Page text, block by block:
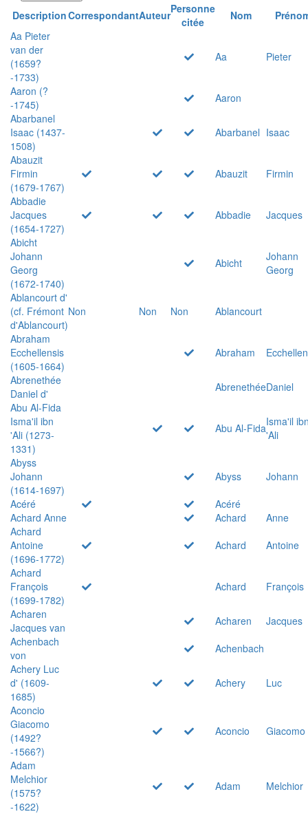
DescriptionCorrespondantAuteurPersonne
citée
Nom
Aa Pieter
van der
(1659?
-1733)
Aa Pieter
Aaron (?
-1745)
Aaron
Abarbanel
Isaac (1437-
1508)
Abarbanel Isaac
Abauzit
Firmin
(1679-1767)
Abauzit
Firmin
Abbadie
Jacques
(1654-1727)
Abbadie
Jacques
Abicht
Johann
Georg
(1672-1740)
Abicht
Johann
Georg
Ablancourt d'
(cf. Frémont
d'Ablancourt)
Non Non Non
Ablancourt
Abraham
Ecchellensis
(1605-1664)
Abraham
Abrenethée
Daniel d'
AbrenethéeDaniel
Abu Al-Fida
Isma'il ibn
'Ali (1273-
1331)
Abu Al-FidaIsma'il
'Ali
Abyss
Johann
(1614-1697)
Abyss
Johann
Acéré
Acéré
Achard Anne
Achard
Anne
Achard
Antoine
(1696-1772)
Achard
Antoine
Achard
François
(1699-1782)
Achard
François
Acharen
Jacques van
Acharen
Jacques
Achenbach
von
Achenbach
Achery Luc
d' (1609-
1685)
Achery
Luc
Aconcio
Giacomo
(1492?
-1566?)
Aconcio Giacomo
Adam
Melchior
(1575?
-1622)
Adam Melchior